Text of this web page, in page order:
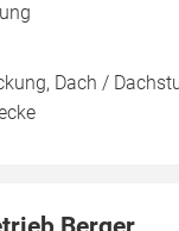
Dach /